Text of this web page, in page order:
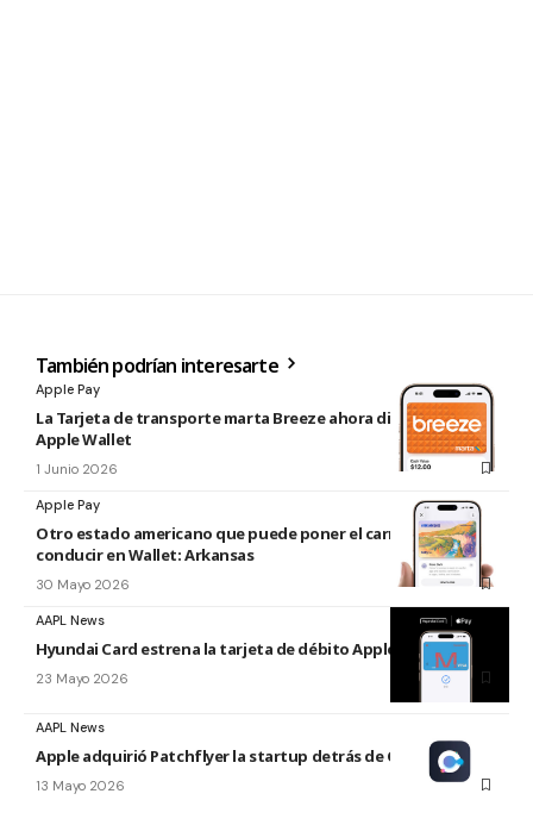
También podrían interesarte
Apple Pay
La Tarjeta de transporte marta Breeze ahora disponible en
Apple Wallet
1 Junio 2026
Apple Pay
Otro estado americano que puede poner el carnet de
conducir en Wallet: Arkansas
30 Mayo 2026
AAPL News
Hyundai Card estrena la tarjeta de débito Apple Pay
23 Mayo 2026
AAPL News
Apple adquirió Patchflyer la startup detrás de Color.io
13 Mayo 2026